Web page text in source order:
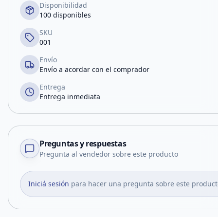
Disponibilidad
100 disponibles
SKU
001
Envío
Envío a acordar con el comprador
Entrega
Entrega inmediata
Preguntas y respuestas
Pregunta al vendedor sobre este producto
Iniciá sesión para hacer una pregunta sobre este